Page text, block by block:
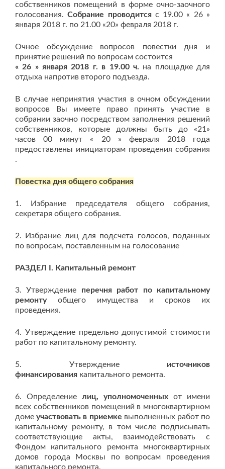
собственников помещений в форме очно-заочного
голосования.Собрание проводится с 19.00 « 26 »
января 2018 г. по 21.00 «20» февраля 2018 г.
Очное обсуждение вопросов повестки дня и
принятие решений по вопросам состоится
« 26 » января 2018 г. в 19.00 ч. на площадке для
отдыха напротив второго подъезда.
В случае непринятия участия в очном обсуждении
вопросов Вы имеете право принять участие в
собрании заочно посредством заполнения решений
собственников, которые должны быть до «21»
часов 00 минут « 20 » февраля 2018 года
предоставлены инициаторам проведения собрания
.
Повестка дня общего собрания
1. Избрание председателя общего собрания,
секретаря общего собрания.
2. Избрание лиц для подсчета голосов, поданных
по вопросам, поставленным на голосование
РАЗДЕЛ I. Капитальный ремонт
3. Утверждение перечня работ по капитальному
ремонтуобщего имущества и сроков их
проведения.
4. Утверждение предельно допустимой стоимости
работ по капитальному ремонту.
5. Утверждение источников
финансирования капитального ремонта.
6. Определение лиц, уполномоченных от имени
всех собственников помещений в многоквартирном
домеучаствовать в приемке выполненных работ по
капитальному ремонту, в том числе подписывать
соответствующие акты, взаимодействовать с
Фондом капитального ремонта многоквартирных
домов города Москвы по вопросам проведения
капитального ремонта.